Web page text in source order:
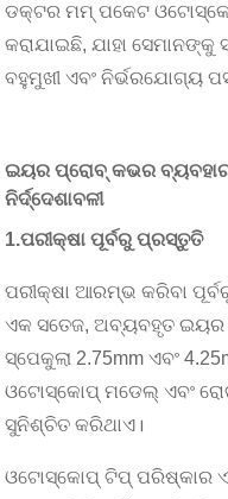
ଡକ୍ଟର ମମ୍ ପକେଟ
କରାଯାଇଛି, ଯାହା
ବହୁମୁଖୀ ଏବଂ ନିର୍ଭରଯୋଗ୍ୟ
ଇୟର ପ୍ରୋବ୍ କଭର ବ୍ୟବହାର
ନିର୍ଦ୍ଦେଶାବଳୀ
1.ପରୀକ୍ଷା ପୂର୍ବରୁ ପ୍ରସ୍ତୁତି
ପରୀକ୍ଷା ଆରମ୍ଭ କରିବା
ଏକ ସତେଜ, ଅବ୍ୟବହୃତ
ସ୍ପେକୁଲା 2.75mm ଏବଂ
ଓଟୋସ୍କୋପ୍ ମଡେଲ୍ ଏବଂ
ସୁନିଶ୍ଚିତ କରିଥାଏ।
ଓଟୋସ୍କୋପ୍ ଟିପ୍ ପରିଷ୍କାର